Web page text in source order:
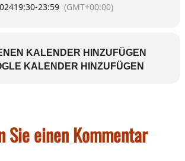
19:30-23:59 (GMT+00:00)
KALENDER HINZUFÜGEN
KALENDER HINZUFÜGEN
Sie einen Kommentar